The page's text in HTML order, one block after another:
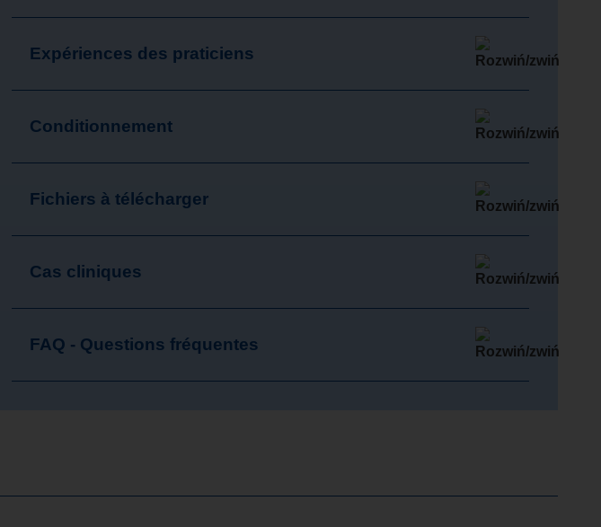
Expériences des praticiens
Conditionnement
Fichiers à télécharger
Cas cliniques
FAQ - Questions fréquentes